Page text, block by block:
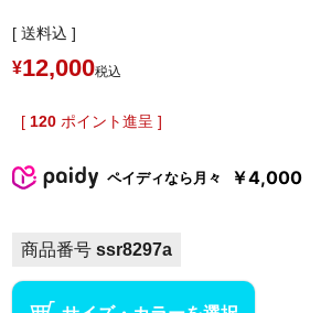
送料込
¥12,000税込
[ 120 ポイント進呈 ]
ペイディなら月々 ￥4,000
商品番号 ssr8297a